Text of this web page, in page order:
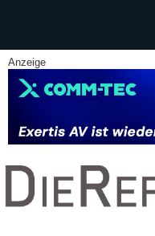
Anzeige